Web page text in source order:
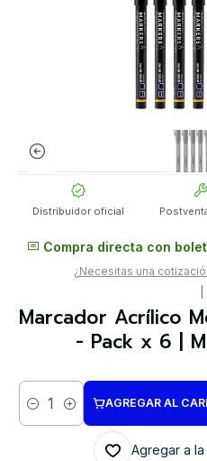
Distribuidor oficial
Compra directa con
¿Necesitas una
Marcador Acrílico
- Pack x 6 |
Cantidad
AGREGAR AL
Agregar a